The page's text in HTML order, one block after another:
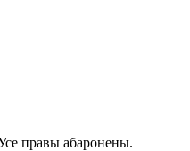
правы абаронены.